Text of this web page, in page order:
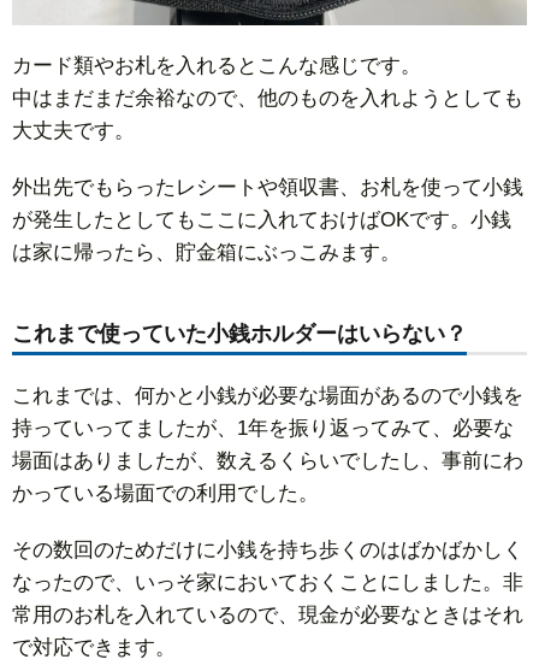
カード類やお札を入れるとこんな感じです。
中はまだまだ余裕なので、他のものを入れようとしても
大丈夫です。
外出先でもらったレシートや領収書、お札を使って小銭
が発生したとしてもここに入れておけばOKです。小銭
は家に帰ったら、貯金箱にぶっこみます。
これまで使っていた小銭ホルダーはいらない？
これまでは、何かと小銭が必要な場面があるので小銭を
持っていってましたが、1年を振り返ってみて、必要な
場面はありましたが、数えるくらいでしたし、事前にわ
かっている場面での利用でした。
その数回のためだけに小銭を持ち歩くのはばかばかしく
なったので、いっそ家においておくことにしました。非
常用のお札を入れているので、現金が必要なときはそれ
で対応できます。